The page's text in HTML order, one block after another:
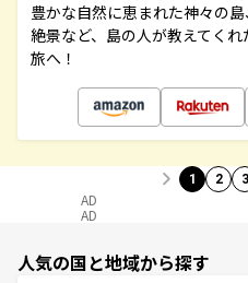
豊かな自然に恵まれた神々の
絶景など、島の人が教えてく
旅へ！
1 2 3
AD
AD
人気の国と地域から探す